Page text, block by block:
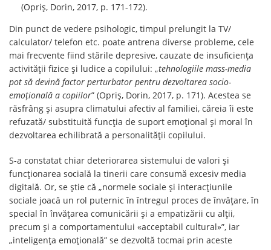
(Opriş, Dorin, 2017, p. 171-172).
Din punct de vedere psihologic, timpul prelungit la TV/
calculator/ telefon etc. poate antrena diverse probleme, cele
mai frecvente fiind stările depresive, cauzate de insuficiența
activității fizice și ludice a copilului: „tehnologiile mass-media
pot să devină factor perturbator pentru dezvoltarea socio-
emoţională a copiilor” (Opriş, Dorin, 2017, p. 171). Acestea se
răsfrâng și asupra climatului afectiv al familiei, căreia îi este
refuzată/ substituită funcția de suport emoțional și moral în
dezvoltarea echilibrată a personalității copilului.
S-a constatat chiar deteriorarea sistemului de valori și
funcționarea socială la tinerii care consumă excesiv media
digitală. Or, se știe că „normele sociale și interacțiunile
sociale joacă un rol puternic în întregul proces de învățare, în
special în învățarea comunicării și a empatizării cu alții,
precum și a comportamentului «acceptabil cultural»”, iar
„inteligența emoțională” se dezvoltă tocmai prin aceste